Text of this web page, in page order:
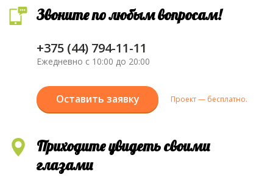
Звоните по любым вопросам!
+375 (44) 794-11-11
Ежедневно с 10:00 до 20:00
Оставить заявку Проект — бесплатно.
Приходите увидеть своими
глазами